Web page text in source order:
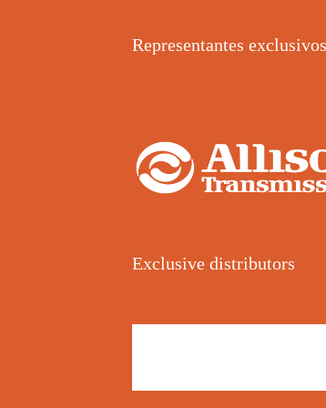
Representantes exclusivos
Exclusive distributors